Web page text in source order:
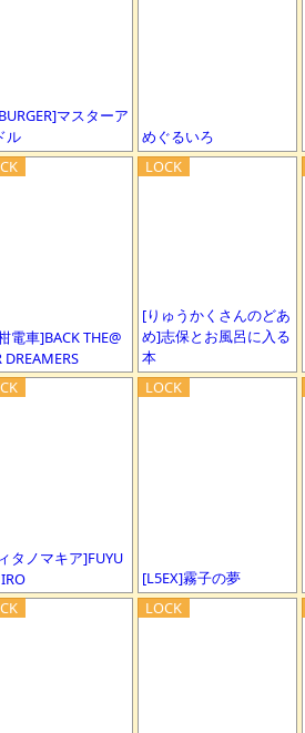
マスターア
ル
めぐるいろ
電車]BACK THE@
DREAMERS
[りゅうかくさんのどあ
め]志保とお風呂に入る
本
タノマキア]FUYU
[L5EX]霧子の夢